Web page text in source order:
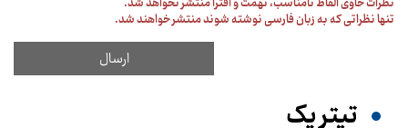
تنها نظراتی که به زبان فارسی نوشته شوند منتشر خواهند شد.
تیترِ یک